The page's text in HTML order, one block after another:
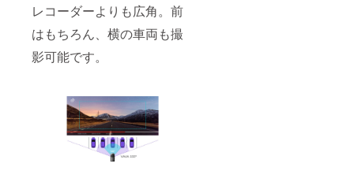
レコーダーよりも広角。前
はもちろん、横の車両も撮
影可能です。